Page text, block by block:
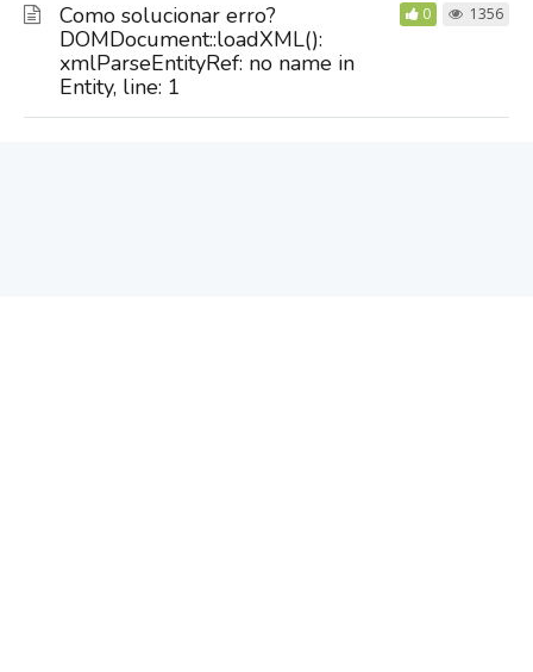
Como solucionar erro?
DOMDocument::loadXML():
xmlParseEntityRef: no name in
Entity, line: 1
0 1356